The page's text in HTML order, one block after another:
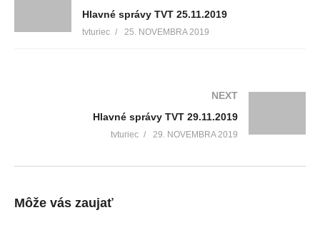
Hlavné správy TVT 25.11.2019
tvturiec 25. NOVEMBRA 2019
NEXT
Hlavné správy TVT 29.11.2019
tvturiec 29. NOVEMBRA 2019
Môže vás zaujať